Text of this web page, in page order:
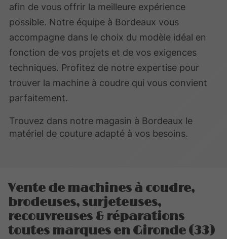
afin de vous offrir la meilleure expérience
possible. Notre équipe à Bordeaux vous
accompagne dans le choix du modèle idéal en
fonction de vos projets et de vos exigences
techniques. Profitez de notre expertise pour
trouver la machine à coudre qui vous convient
parfaitement.
Trouvez dans notre magasin à Bordeaux le
matériel de couture adapté à vos besoins.
Vente de machines à coudre,
brodeuses, surjeteuses,
recouvreuses & réparations
toutes marques en Gironde (33)